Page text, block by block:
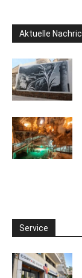
Aktuelle
Service